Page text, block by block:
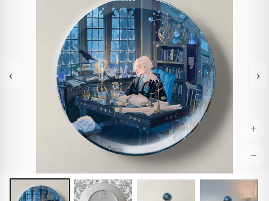
‹ ›
+
−